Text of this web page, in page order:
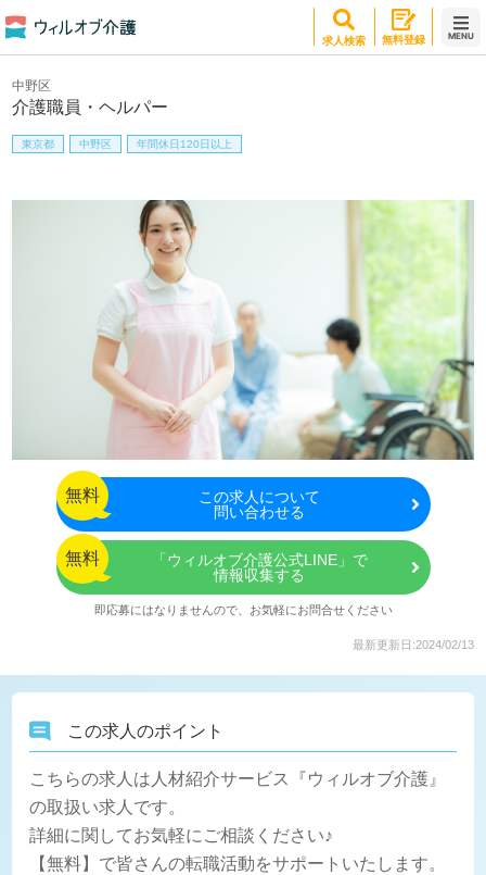
求人検索 無料登録 MENU
介護職員・ヘルパー
中野区
東京都 中野区 年間休日120日以上
無料 この求人について
問い合わせる
無料
「ウィルオブ介護公式LINE」で
情報収集する
即応募にはなりませんので、お気軽にお問合せください
最新更新日:2024/02/13
この求人のポイント
こちらの求人は人材紹介サービス『ウィルオブ介護』
の取扱い求人です。
詳細に関してお気軽にご相談ください♪
【無料】で皆さんの転職活動をサポートいたします。